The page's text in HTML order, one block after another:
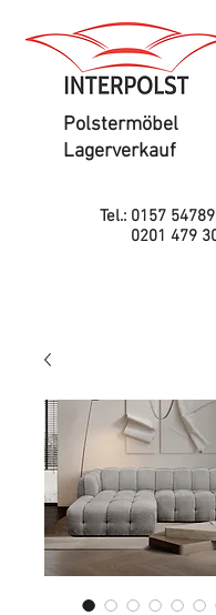
Polstermöbel
Lagerverkauf
Tel.: 0157
0201 479